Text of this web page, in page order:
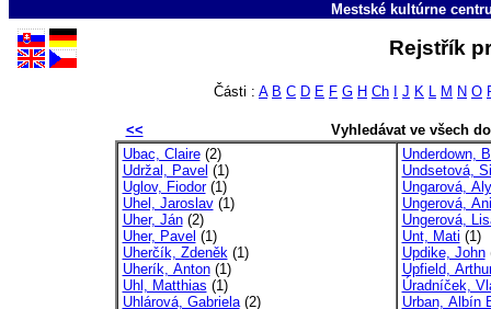
Mestské kultúrne
Rejstřík
Části : A B C D E F G H Ch J K L M N O
<<
Vyhledávat ve všech
Ubac, Claire(2)
Udržal, Pavel (1)
Uglov, Fiodor(1)
Uhel, Jaroslav(1)
Uher, Ján(2)
Uher, Pavel (1)
Uherčík, Zdeněk(1)
Uherík, Anton(1)
Uhl, Matthias (1)
Uhlárová, Gabriela(2)
Underdown,
Undsetová,
Ungarová,
Ungerová,
Ungerová,
Unt, Mati (1)
Updike, John
Upfield,
Úradníček,
Urban, Albín